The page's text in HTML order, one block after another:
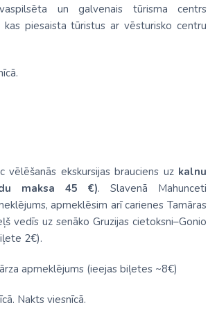
un galvenais tūrisma centrs
kas piesaista tūristus ar vēsturisko centru
vēlēšanās ekskursijas brauciens uz kalnu
maksa 45 €). Slavenā Mahunceti
apmeklēsim arī carienes Tamāras
vedīs uz senāko Gruzijas cietoksni–Gonio
2€).
apmeklējums (ieejas biļetes ~8€)
Nakts viesnīcā.